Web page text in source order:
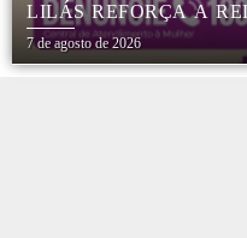
LILÁS REFORÇA A
MULHERES EM
7 de agosto de 2026